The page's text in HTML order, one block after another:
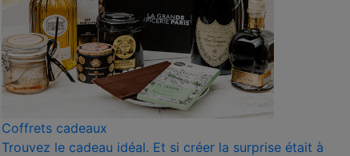
Coffrets cadeaux
Trouvez le cadeau idéal. Et si créer la surprise était à